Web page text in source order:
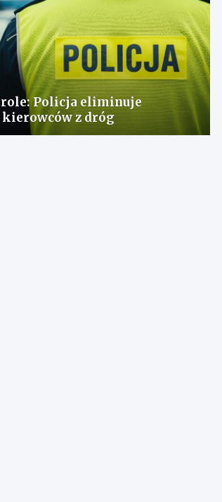
Policja eliminuje
z dróg